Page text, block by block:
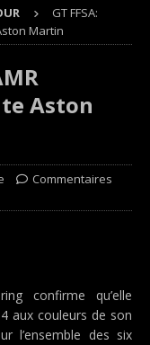
GT FFSA:
Martin
Aston
Commentaires
confirme qu’elle
aux couleurs de son
l’ensemble des six